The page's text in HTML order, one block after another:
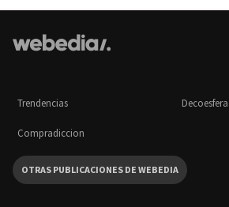
Trendencias Decoesfera
Compradiccion
OTRAS PUBLICACIONES DE WEBEDIA